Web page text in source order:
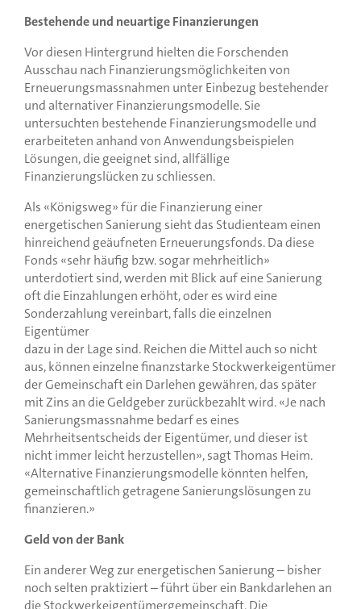
Bestehende und neuartige Finanzierungen
Vor diesen Hintergrund hielten die Forschenden
Ausschau nach Finanzierungsmöglichkeiten von
Erneuerungsmassnahmen unter Einbezug bestehender
und alternativer Finanzierungsmodelle. Sie
untersuchten bestehende Finanzierungsmodelle und
erarbeiteten anhand von Anwendungsbeispielen
Lösungen, die geeignet sind, allfällige
Finanzierungslücken zu schliessen.
Als «Königsweg» für die Finanzierung einer
energetischen Sanierung sieht das Studienteam einen
hinreichend geäufneten Erneuerungsfonds. Da diese
Fonds «sehr häufig bzw. sogar mehrheitlich»
unterdotiert sind, werden mit Blick auf eine Sanierung
oft die Einzahlungen erhöht, oder es wird eine
Sonderzahlung vereinbart, falls die einzelnen
Eigentümer
dazu in der Lage sind. Reichen die Mittel auch so nicht
aus, können einzelne finanzstarke Stockwerkeigentümer
der Gemeinschaft ein Darlehen gewähren, das später
mit Zins an die Geldgeber zurückbezahlt wird. «Je nach
Sanierungsmassnahme bedarf es eines
Mehrheitsentscheids der Eigentümer, und dieser ist
nicht immer leicht herzustellen», sagt Thomas Heim.
«Alternative Finanzierungsmodelle könnten helfen,
gemeinschaftlich getragene Sanierungslösungen zu
finanzieren.»
Geld von der Bank
Ein anderer Weg zur energetischen Sanierung – bisher
noch selten praktiziert – führt über ein Bankdarlehen an
die Stockwerkeigentümergemeinschaft. Die